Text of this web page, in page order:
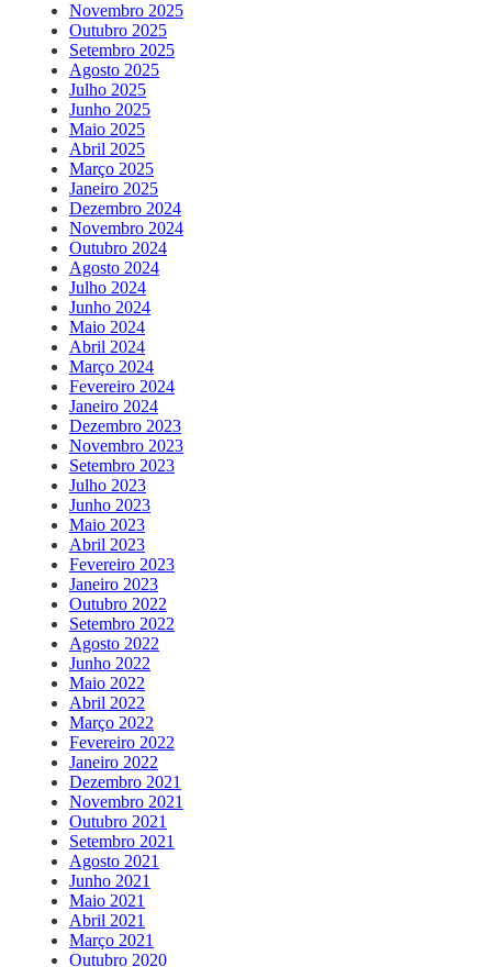
Novembro 2025
Outubro 2025
Setembro 2025
Agosto 2025
Julho 2025
Junho 2025
Maio 2025
Abril 2025
Março 2025
Janeiro 2025
Dezembro 2024
Novembro 2024
Outubro 2024
Agosto 2024
Julho 2024
Junho 2024
Maio 2024
Abril 2024
Março 2024
Fevereiro 2024
Janeiro 2024
Dezembro 2023
Novembro 2023
Setembro 2023
Julho 2023
Junho 2023
Maio 2023
Abril 2023
Fevereiro 2023
Janeiro 2023
Outubro 2022
Setembro 2022
Agosto 2022
Junho 2022
Maio 2022
Abril 2022
Março 2022
Fevereiro 2022
Janeiro 2022
Dezembro 2021
Novembro 2021
Outubro 2021
Setembro 2021
Agosto 2021
Junho 2021
Maio 2021
Abril 2021
Março 2021
Outubro 2020